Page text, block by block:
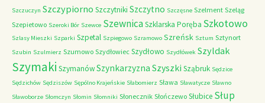
Szczuczyn Szczypiorno Szczytniki Szczytno Szczęsne Szelment Szeląg
Szepietowo Szeroki Bór Szewce SzewnicaSzklarska Poręba Szkotowo
Szlasy Mieszki Szparki Szpetal Szpiegowo Szramowo Szreńsk Sztum Sztynort
Szubin Szulmierz Szumowo Szydłowiec Szydłowo Szydłówek Szyldak
Szymaki SzymanówSzynkarzyzna Szyszki Sząbruk Sędzice
Sędzichów Sędziszów Sępólno Krajeńskie Słabomierz Sława Sławatycze Sławno
Sławoborze Słomczyn Słomin Słomniki Słonecznik Słończewo Słubice Słup